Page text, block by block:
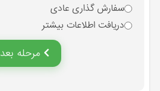
سفارش گذاری عادی
دریافت اطلاعات بیشتر
مرحله بعد